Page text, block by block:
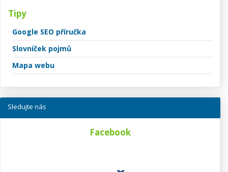
Tipy
Google SEO příručka
Slovníček pojmů
Mapa webu
Sledujte nás
Facebook